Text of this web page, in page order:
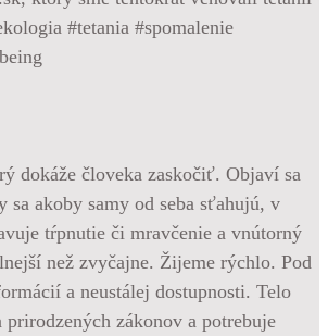
dokáže človeka zaskočiť. Objaví sa
sa akoby samy od seba sťahujú, v
tŕpnutie či mravčenie a vnútorný
než zvyčajne. Žijeme rýchlo. Pod
a neustálej dostupnosti. Telo
zákonov a potrebuje